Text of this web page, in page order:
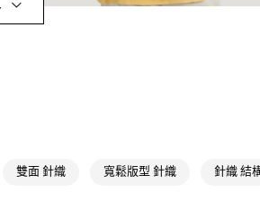
雙面 針織 寬鬆版型 針織 針織 結